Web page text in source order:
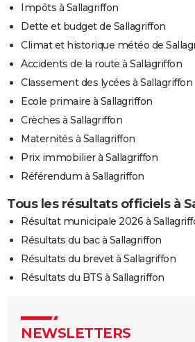
Impôts à Sallagriffon
Dette et budget de Sallagriffon
Climat et historique météo de
Accidents de la route à Sallagriffon
Classement des lycées à Sallagriffon
Ecole primaire à Sallagriffon
Crèches à Sallagriffon
Maternités à Sallagriffon
Prix immobilier à Sallagriffon
Référendum à Sallagriffon
Tous les résultats officiels à
Résultat municipale 2026 à
Résultats du bac à Sallagriffon
Résultats du brevet à Sallagriffon
Résultats du BTS à Sallagriffon
NEWSLETTERS